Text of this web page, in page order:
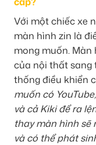
Với một chiếc xe
màn hình zin là
mong muốn.
của nội thất sang
thống điều khiển
muốn có
và cả Kiki để ra
thay màn hình sẽ
và có thể phát